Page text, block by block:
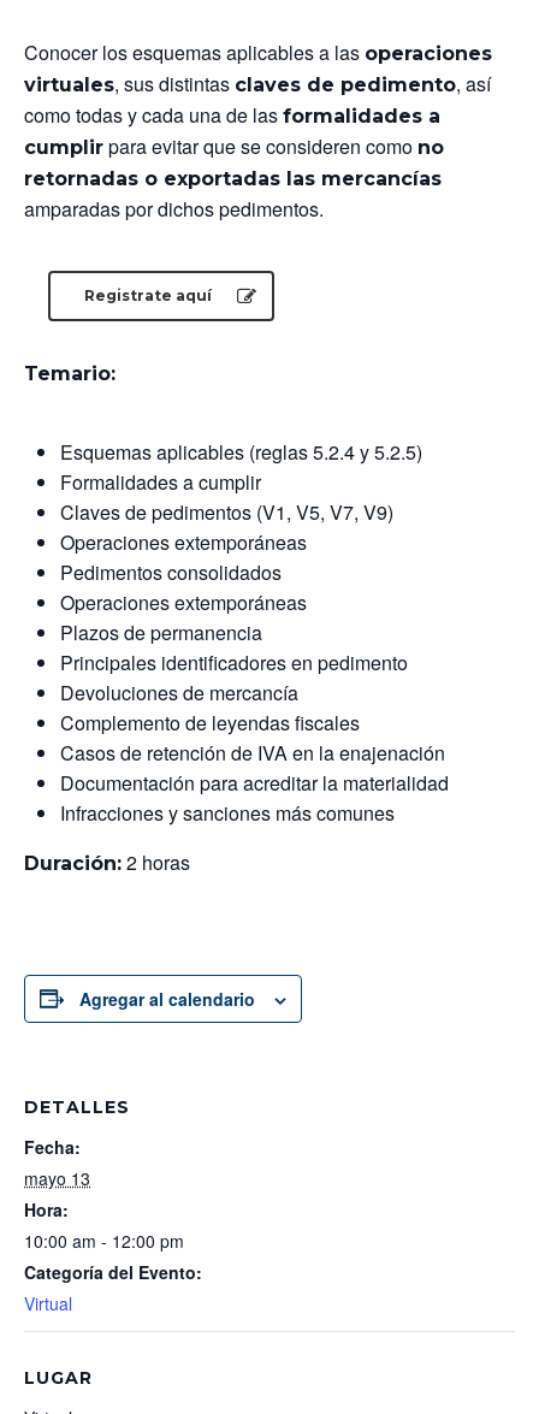
Conocer los esquemas aplicables a las operaciones
virtuales, sus distintas claves de pedimento, así
como todas y cada una de lasformalidades a
cumplir para evitar que se consideren como no
retornadas o exportadas las mercancías
amparadas por dichos pedimentos.
Registrate aquí
Temario:
Esquemas aplicables (reglas 5.2.4 y 5.2.5)
Formalidades a cumplir
Claves de pedimentos (V1, V5, V7, V9)
Operaciones extemporáneas
Pedimentos consolidados
Operaciones extemporáneas
Plazos de permanencia
Principales identificadores en pedimento
Devoluciones de mercancía
Complemento de leyendas fiscales
Casos de retención de IVA en la enajenación
Documentación para acreditar la materialidad
Infracciones y sanciones más comunes
Duración: 2 horas
Agregar al calendario
DETALLES
Fecha:
mayo 13
Hora:
10:00 am - 12:00 pm
Categoría del Evento:
Virtual
LUGAR